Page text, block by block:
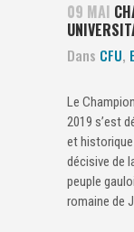
09 MAI
Dans CFU,
Le
2019 s’est
et historique
décisive de
peuple
romaine de